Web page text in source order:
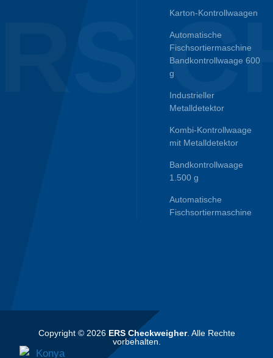
Karton-Kontrollwaagen
Automatische
Fischsortiermaschine
Bandkontrollwaage 600
g
Industrieller
Metalldetektor
Kombi-Kontrollwaage
mit Metalldetektor
Bandkontrollwaage
1.500 g
Automatische
Fischsortiermaschine
Copyright © 2026 ERS Checkweigher. Alle Rechte
vorbehalten.